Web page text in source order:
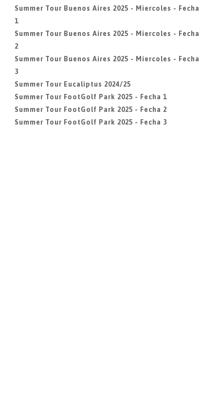
Summer Tour Buenos Aires 2025 - Miercoles - Fecha
1
Summer Tour Buenos Aires 2025 - Miercoles - Fecha
2
Summer Tour Buenos Aires 2025 - Miercoles - Fecha
3
Summer Tour Eucaliptus 2024/25
Summer Tour FootGolf Park 2025 - Fecha 1
Summer Tour FootGolf Park 2025 - Fecha 2
Summer Tour FootGolf Park 2025 - Fecha 3